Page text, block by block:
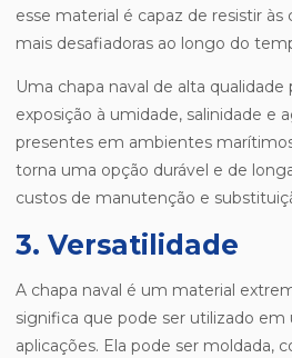
esse material é capaz de resistir
mais desafiadoras ao longo do
Uma chapa naval de alta qualidade
exposição à umidade, salinidade e
presentes em ambientes
torna uma opção durável e de
custos de manutenção e
3. Versatilidade
A chapa naval é um material
significa que pode ser utilizado
aplicações. Ela pode ser moldada,